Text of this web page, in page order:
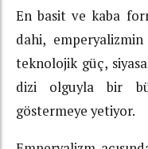
En basit ve kaba
dahi,
teknolojik güç,
dizi olguyla bir
göstermeye yetiyor.